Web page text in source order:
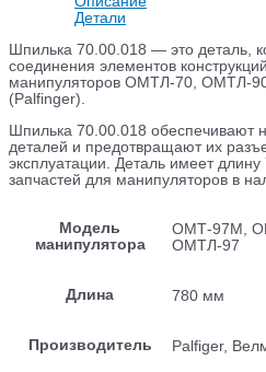
Детали
Шпилька 70.00.018 — это деталь,
соединения элементов
манипуляторов ОМТЛ-70, ОМТЛ-
(Palfinger).
Шпилька 70.00.018 обеспечивают
деталей и предотвращают их
эксплуатации. Деталь имеет
запчастей для манипуляторов в
Модель
манипулятора
ОМТ-97М,
ОМТЛ-97
Длина 780 мм
Производитель Palfiger,